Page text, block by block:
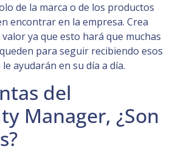
de la marca o de los productos
encontrar en la empresa. Crea
ya que esto hará que muchas
para seguir recibiendo esos
ayudarán en su día a día.
del
Manager, ¿Son